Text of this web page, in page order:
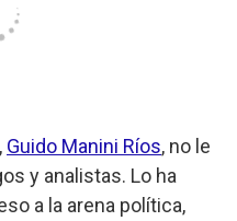
, Guido Manini Ríos, no le
y analistas. Lo ha
a la arena política,